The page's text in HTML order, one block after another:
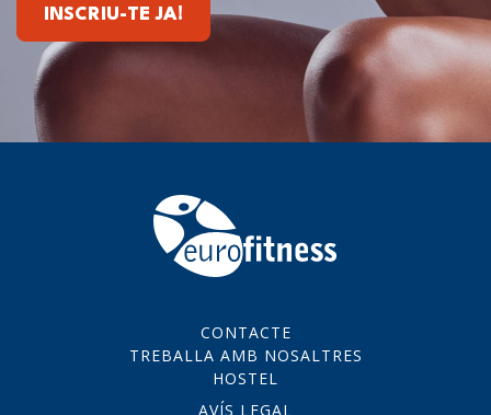
INSCRIU-TE JA!
CONTACTE
TREBALLA AMB NOSALTRES
HOSTEL
AVÍS LEGAL